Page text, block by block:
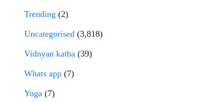
Trending (2)
Uncategorised (3,818)
Vidnyan katha (39)
Whats app (7)
Yoga (7)